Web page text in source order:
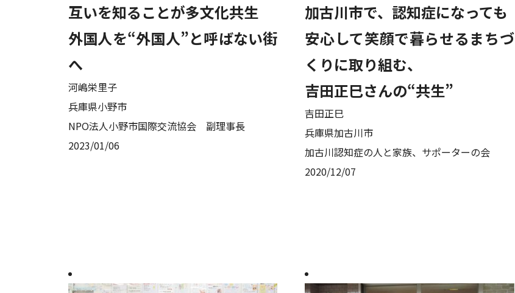
互いを知ることが多文化共生
外国人を“外国人”と呼ばない街
へ
河嶋栄里子
兵庫県小野市
NPO法人小野市国際交流協会 副理事長
2023/01/06
加古川市で、認知症になっても
安心して笑顔で暮らせるまちづ
くりに取り組む、
吉田正巳さんの“共生”
吉田正巳
兵庫県加古川市
加古川認知症の人と家族、サポーターの会
2020/12/07